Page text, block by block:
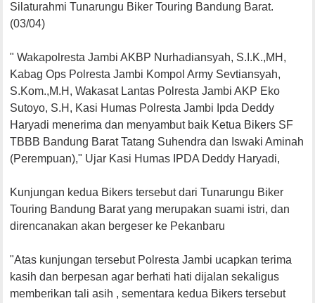
Silaturahmi Tunarungu Biker Touring Bandung Barat.
(03/04)
" Wakapolresta Jambi AKBP Nurhadiansyah, S.I.K.,MH,
Kabag Ops Polresta Jambi Kompol Army Sevtiansyah,
S.Kom.,M.H, Wakasat Lantas Polresta Jambi AKP Eko
Sutoyo, S.H, Kasi Humas Polresta Jambi Ipda Deddy
Haryadi menerima dan menyambut baik Ketua Bikers SF
TBBB Bandung Barat Tatang Suhendra dan Iswaki Aminah
(Perempuan)," Ujar Kasi Humas IPDA Deddy Haryadi,
Kunjungan kedua Bikers tersebut dari Tunarungu Biker
Touring Bandung Barat yang merupakan suami istri, dan
direncanakan akan bergeser ke Pekanbaru
"Atas kunjungan tersebut Polresta Jambi ucapkan terima
kasih dan berpesan agar berhati hati dijalan sekaligus
memberikan tali asih , sementara kedua Bikers tersebut